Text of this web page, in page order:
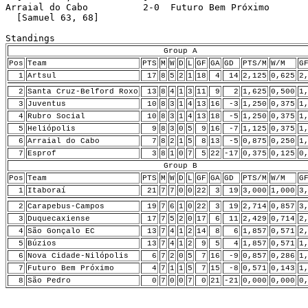
Arraial do Cabo          2-0  Futuro Bem Próximo
  [Samuel 63, 68]
Group A
Pos Team PTS M W D L GF GA GD PTS/M W/M
1 Artsul 17 8 5 2 1 18 4 14 2,125 0,625
2 Santa Cruz-Belford Roxo 13 8 4 1 3 11 9 2 1,625 0,500
3
Juventus 10 8 3 1 4 13 16 -3 1,250 0,375
4 Rubro Social 10 8 3 1 4 13 18 -5 1,250 0,375
5 Heliópolis 9 8 3 0 5 9 16 -7 1,125 0,375
6 Arraial do Cabo 7 8 2 1 5 8 13 -5 0,875 0,250
7 Esprof 3 8 1 0 7 5 22 -17 0,375 0,125
Group B
Pos Team PTS M W D L GF GA GD PTS/M W/M
1
Itaboraí 21 7 7 0 0 22 3 19 3,000 1,000
2 Carapebus-Campos 19 7 6 1 0 22 3 19 2,714 0,857
3 Duquecaxiense 17 7 5 2 0 17 6 11 2,429 0,714
4 São Gonçalo EC 13 7 4 1 2 14 8 6 1,857 0,571
5 Búzios 13 7 4 1 2 9 5 4 1,857 0,571
6 Nova Cidade-Nilópolis 6 7 2 0 5 7 16 -9 0,857 0,286
7
Futuro Bem Próximo 4 7 1 1 5 7 15 -8 0,571 0,143
8 São Pedro 0 7 0 0 7 0 21 -21 0,000 0,000